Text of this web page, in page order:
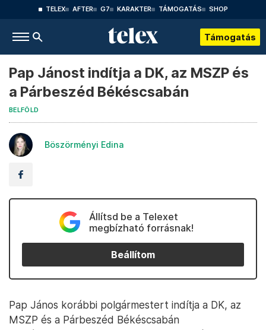
TELEX AFTER G7 KARAKTER TÁMOGATÁS SHOP
Támogatás
Pap Jánost indítja a DK, az MSZP és
a Párbeszéd Békéscsabán
BELFÖLD
Böszörményi Edina
Állítsd be a Telexet
megbízható forrásnak!
Beállítom
Pap János korábbi polgármestert indítja a DK, az
MSZP és a Párbeszéd Békéscsabán